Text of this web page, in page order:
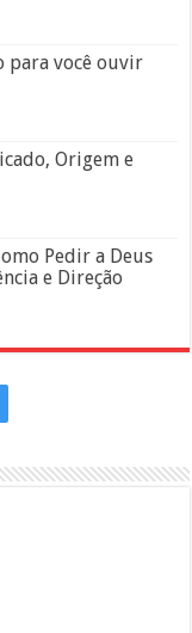
para você ouvir
Origem e
Pedir a Deus
e Direção